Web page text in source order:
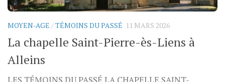
MOYEN-AGE /TÉMOINS DU PASSÉ 11 MARS 2026
La chapelle Saint-Pierre-ès-Liens à
Alleins